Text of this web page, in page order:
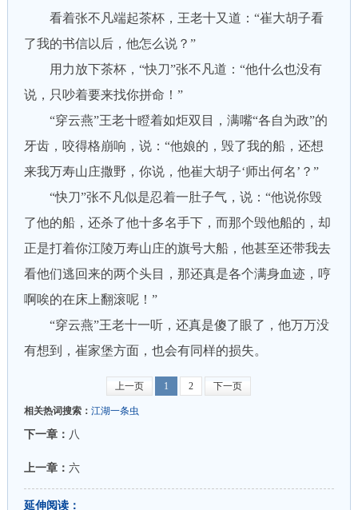
看着张不凡端起茶杯，王老十又道：“崔大胡子看
了我的书信以后，他怎么说？”
用力放下茶杯，“快刀”张不凡道：“他什么也没有
说，只吵着要来找你拼命！”
“穿云燕”王老十瞪着如炬双目，满嘴“各自为政”的
牙齿，咬得格崩响，说：“他娘的，毁了我的船，还想
来我万寿山庄撒野，你说，他崔大胡子‘师出何名’？”
“快刀”张不凡似是忍着一肚子气，说：“他说你毁
了他的船，还杀了他十多名手下，而那个毁他船的，却
正是打着你江陵万寿山庄的旗号大船，他甚至还带我去
看他们逃回来的两个头目，那还真是各个满身血迹，哼
啊唉的在床上翻滚呢！”
“穿云燕”王老十一听，还真是傻了眼了，他万万没
有想到，崔家堡方面，也会有同样的损失。
上一页 1 2 下一页
相关热词搜索： 江湖一条虫
下一章： 八
上一章： 六
延伸阅读：